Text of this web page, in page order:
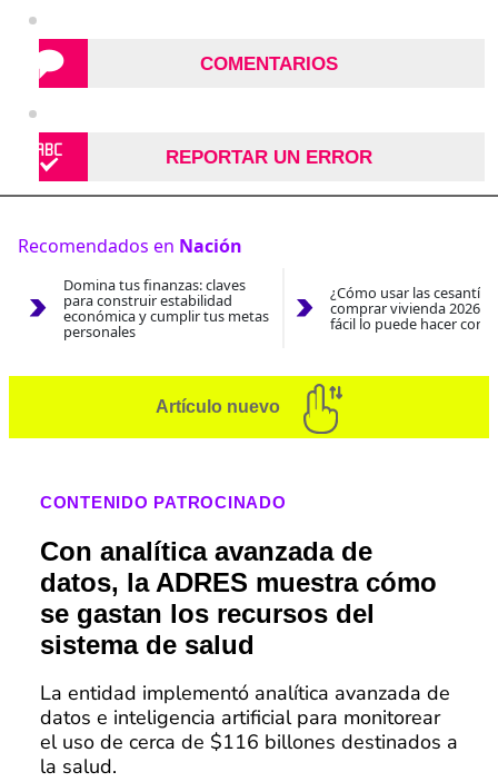
COMENTARIOS
REPORTAR UN ERROR
Recomendados en Nación
Domina tus finanzas: claves
para construir estabilidad
económica y cumplir tus metas
personales
¿Cómo usar las
comprar vivienda 2026?
fácil lo puede hacer con
Artículo nuevo
CONTENIDO PATROCINADO
Con analítica avanzada de
datos, la ADRES muestra cómo
se gastan los recursos del
sistema de salud
La entidad implementó analítica avanzada de
datos e inteligencia artificial para monitorear
el uso de cerca de $116 billones destinados a
la salud.